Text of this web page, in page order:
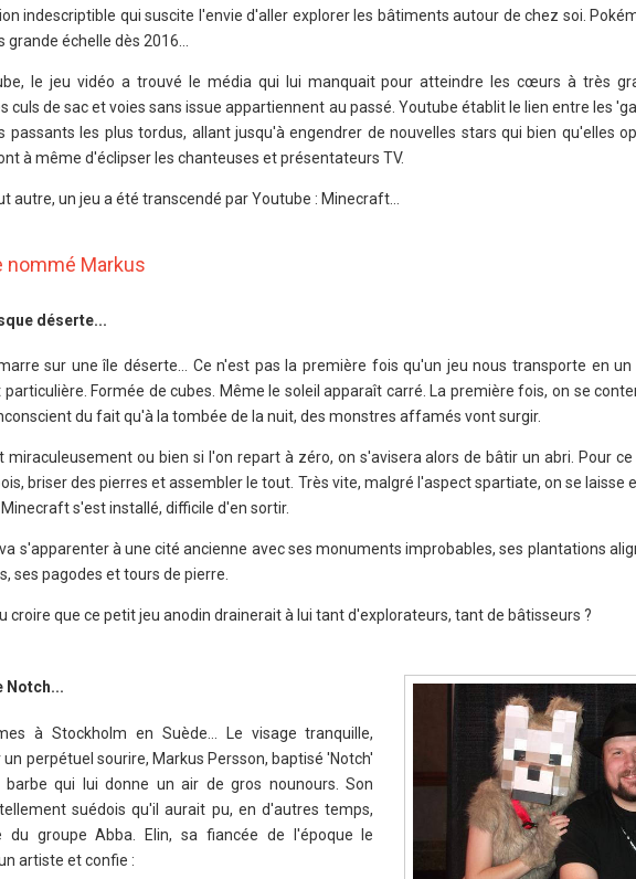
indescriptible qui suscite l'envie d'aller explorer les bâtiments autour de chez soi.
grande échelle dès 2016…
le jeu vidéo a trouvé le média qui lui manquait pour atteindre les cœurs à très
culs de sac et voies sans issue appartiennent au passé. Youtube établit le lien entre les
passants les plus tordus, allant jusqu'à engendrer de nouvelles stars qui bien qu'elles
à même d'éclipser les chanteuses et présentateurs TV.
autre, un jeu a été transcendé par Youtube : Minecraft…
nommé Markus
déserte...
sur une île déserte… Ce n'est pas la première fois qu'un jeu nous transporte en un
Formée de cubes. Même le soleil apparaît carré. La première fois, on se
du fait qu'à la tombée de la nuit, des monstres affamés vont surgir.
miraculeusement ou bien si l'on repart à zéro, on s'avisera alors de bâtir un abri. Pour
briser des pierres et assembler le tout. Très vite, malgré l'aspect spartiate, on se laisse
s'est installé, difficile d'en sortir.
s'apparenter à une cité ancienne avec ses monuments improbables, ses plantations
ses pagodes et tours de pierre.
croire que ce petit jeu anodin drainerait à lui tant d'explorateurs, tant de bâtisseurs ?
Notch...
à Stockholm en Suède… Le visage tranquille,
perpétuel sourire, Markus Persson, baptisé 'Notch'
barbe qui lui donne un air de gros nounours. Son
suédois qu'il aurait pu, en d'autres temps,
du groupe Abba. Elin, sa fiancée de l'époque le
artiste et confie :